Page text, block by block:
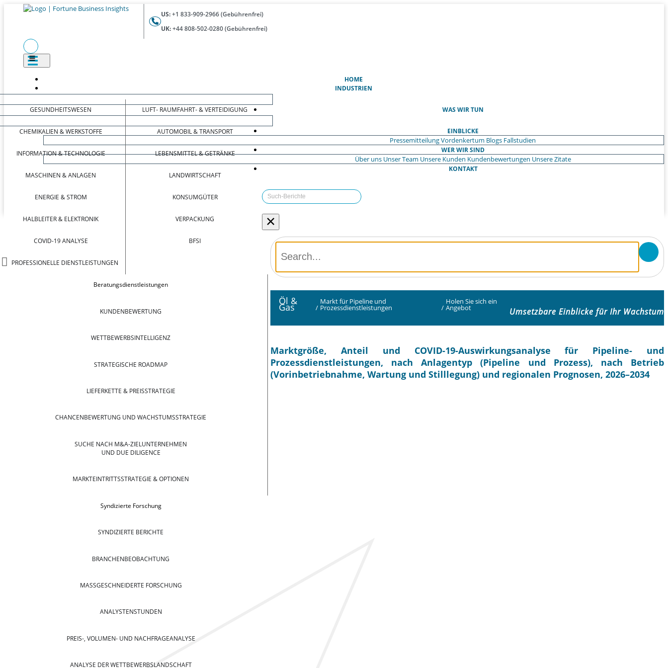
US:+1 833-909-2966 (Gebührenfrei)
UK:+44 808-502-0280 (Gebührenfrei)
HOME
INDUSTRIEN
GESUNDHEITSWESEN
CHEMIKALIEN & WERKSTOFFE
INFORMATION & TECHNOLOGIE
MASCHINEN & ANLAGEN
ENERGIE & STROM
HALBLEITER & ELEKTRONIK
COVID-19 ANALYSE
PROFESSIONELLE DIENSTLEISTUNGEN
LUFT- RAUMFAHRT- & VERTEIDIGUNG
AUTOMOBIL & TRANSPORT
LEBENSMITTEL & GETRÄNKE
LANDWIRTSCHAFT
KONSUMGÜTER
VERPACKUNG
BFSI
WAS WIR TUN
Beratungsdienstleistungen
KUNDENBEWERTUNG
WETTBEWERBSINTELLIGENZ
STRATEGISCHE ROADMAP
LIEFERKETTE & PREISSTRATEGIE
CHANCENBEWERTUNG UND WACHSTUMSSTRATEGIE
SUCHE NACH M&A-ZIELUNTERNEHMEN
UND DUE DILIGENCE
MARKTEINTRITTSSTRATEGIE & OPTIONEN
Syndizierte Forschung
SYNDIZIERTE BERICHTE
BRANCHENBEOBACHTUNG
MASSGESCHNEIDERTE FORSCHUNG
ANALYSTENSTUNDEN
PREIS-, VOLUMEN- UND NACHFRAGEANALYSE
ANALYSE DER WETTBEWERBSLANDSCHAFT
EINBLICKE
PressemitteilungVordenkertum Blogs Fallstudien
WER WIR SIND
Über uns Unser Team Unsere Kunden Kundenbewertungen Unsere Zitate
KONTAKT
×
Öl &
Gas /
Markt für Pipeline und
Prozessdienstleistungen /
Holen Sie sich ein
Angebot Umsetzbare Einblicke für Ihr Wachstum
Marktgröße, Anteil und COVID-19-Auswirkungsanalyse für Pipeline- und
Prozessdienstleistungen, nach Anlagentyp (Pipeline und Prozess), nach Betrieb
(Vorinbetriebnahme, Wartung und Stilllegung) und regionalen Prognosen, 2026–2034